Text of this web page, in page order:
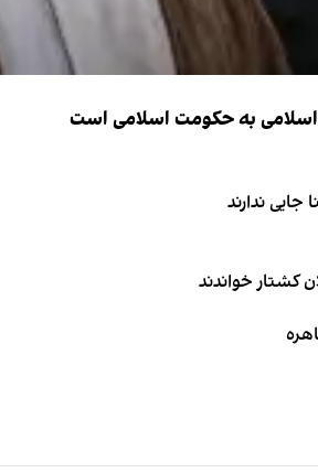
اسلامی به حکومت اسلامی است
کشتار خواندند